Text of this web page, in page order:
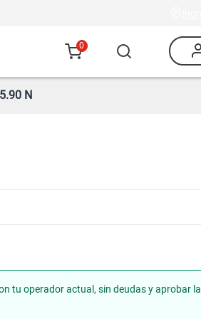
0
N
Renovación
tu operador actual, sin deudas y aprobar la